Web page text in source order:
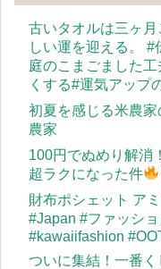
古いタオルは三ヶ
しい運を迎える。
庭のこまごました
くする#運気アップ
初夏を感じる米農家
農家
100円でぬめり解消
超ラクになった件
財布ポシェット ア
#Japan #ファッシ
#kawaiifashion
ついに集結！一番